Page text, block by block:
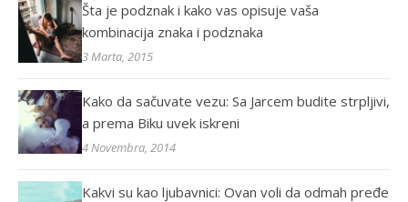
Šta je podznak i kako vas opisuje vaša
kombinacija znaka i podznaka
3 Marta, 2015
Kako da sačuvate vezu: Sa Jarcem budite strpljivi,
a prema Biku uvek iskreni
4 Novembra, 2014
Kakvi su kao ljubavnici: Ovan voli da odmah pređe